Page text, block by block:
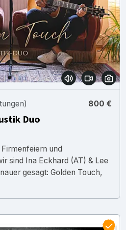
800 €
Duo
und
sind Ina Eckhard (AT) & Lee
gesagt: Golden Touch,